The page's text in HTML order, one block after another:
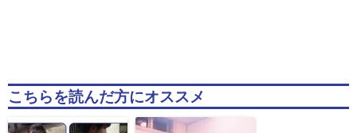
こちらを読んだ方にオススメ